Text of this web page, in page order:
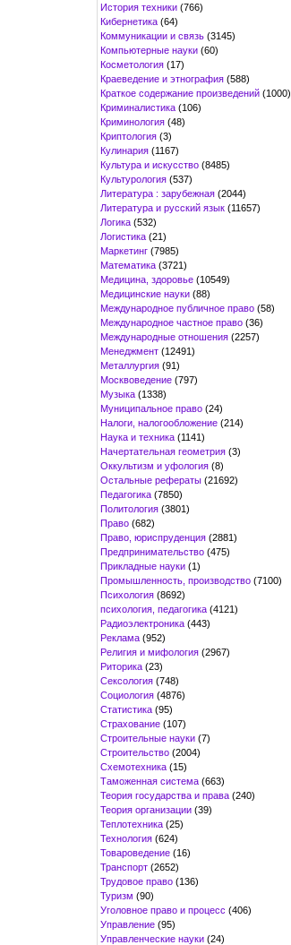
История техники (766)
Кибернетика (64)
Коммуникации и связь (3145)
Компьютерные науки (60)
Косметология (17)
Краеведение и этнография (588)
Краткое содержание произведений (1000)
Криминалистика (106)
Криминология (48)
Криптология (3)
Кулинария (1167)
Культура и искусство (8485)
Культурология (537)
Литература : зарубежная (2044)
Литература и русский язык (11657)
Логика (532)
Логистика (21)
Маркетинг (7985)
Математика (3721)
Медицина, здоровье (10549)
Медицинские науки (88)
Международное публичное право (58)
Международное частное право (36)
Международные отношения (2257)
Менеджмент (12491)
Металлургия (91)
Москвоведение (797)
Музыка (1338)
Муниципальное право (24)
Налоги, налогообложение (214)
Наука и техника (1141)
Начертательная геометрия (3)
Оккультизм и уфология (8)
Остальные рефераты (21692)
Педагогика (7850)
Политология (3801)
Право (682)
Право, юриспруденция (2881)
Предпринимательство (475)
Прикладные науки (1)
Промышленность, производство (7100)
Психология (8692)
психология, педагогика (4121)
Радиоэлектроника (443)
Реклама (952)
Религия и мифология (2967)
Риторика (23)
Сексология (748)
Социология (4876)
Статистика (95)
Страхование (107)
Строительные науки (7)
Строительство (2004)
Схемотехника (15)
Таможенная система (663)
Теория государства и права (240)
Теория организации (39)
Теплотехника (25)
Технология (624)
Товароведение (16)
Транспорт (2652)
Трудовое право (136)
Туризм (90)
Уголовное право и процесс (406)
Управление (95)
Управленческие науки (24)